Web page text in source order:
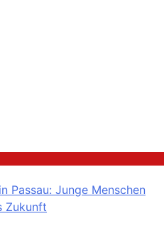
Passau: Junge Menschen
Zukunft